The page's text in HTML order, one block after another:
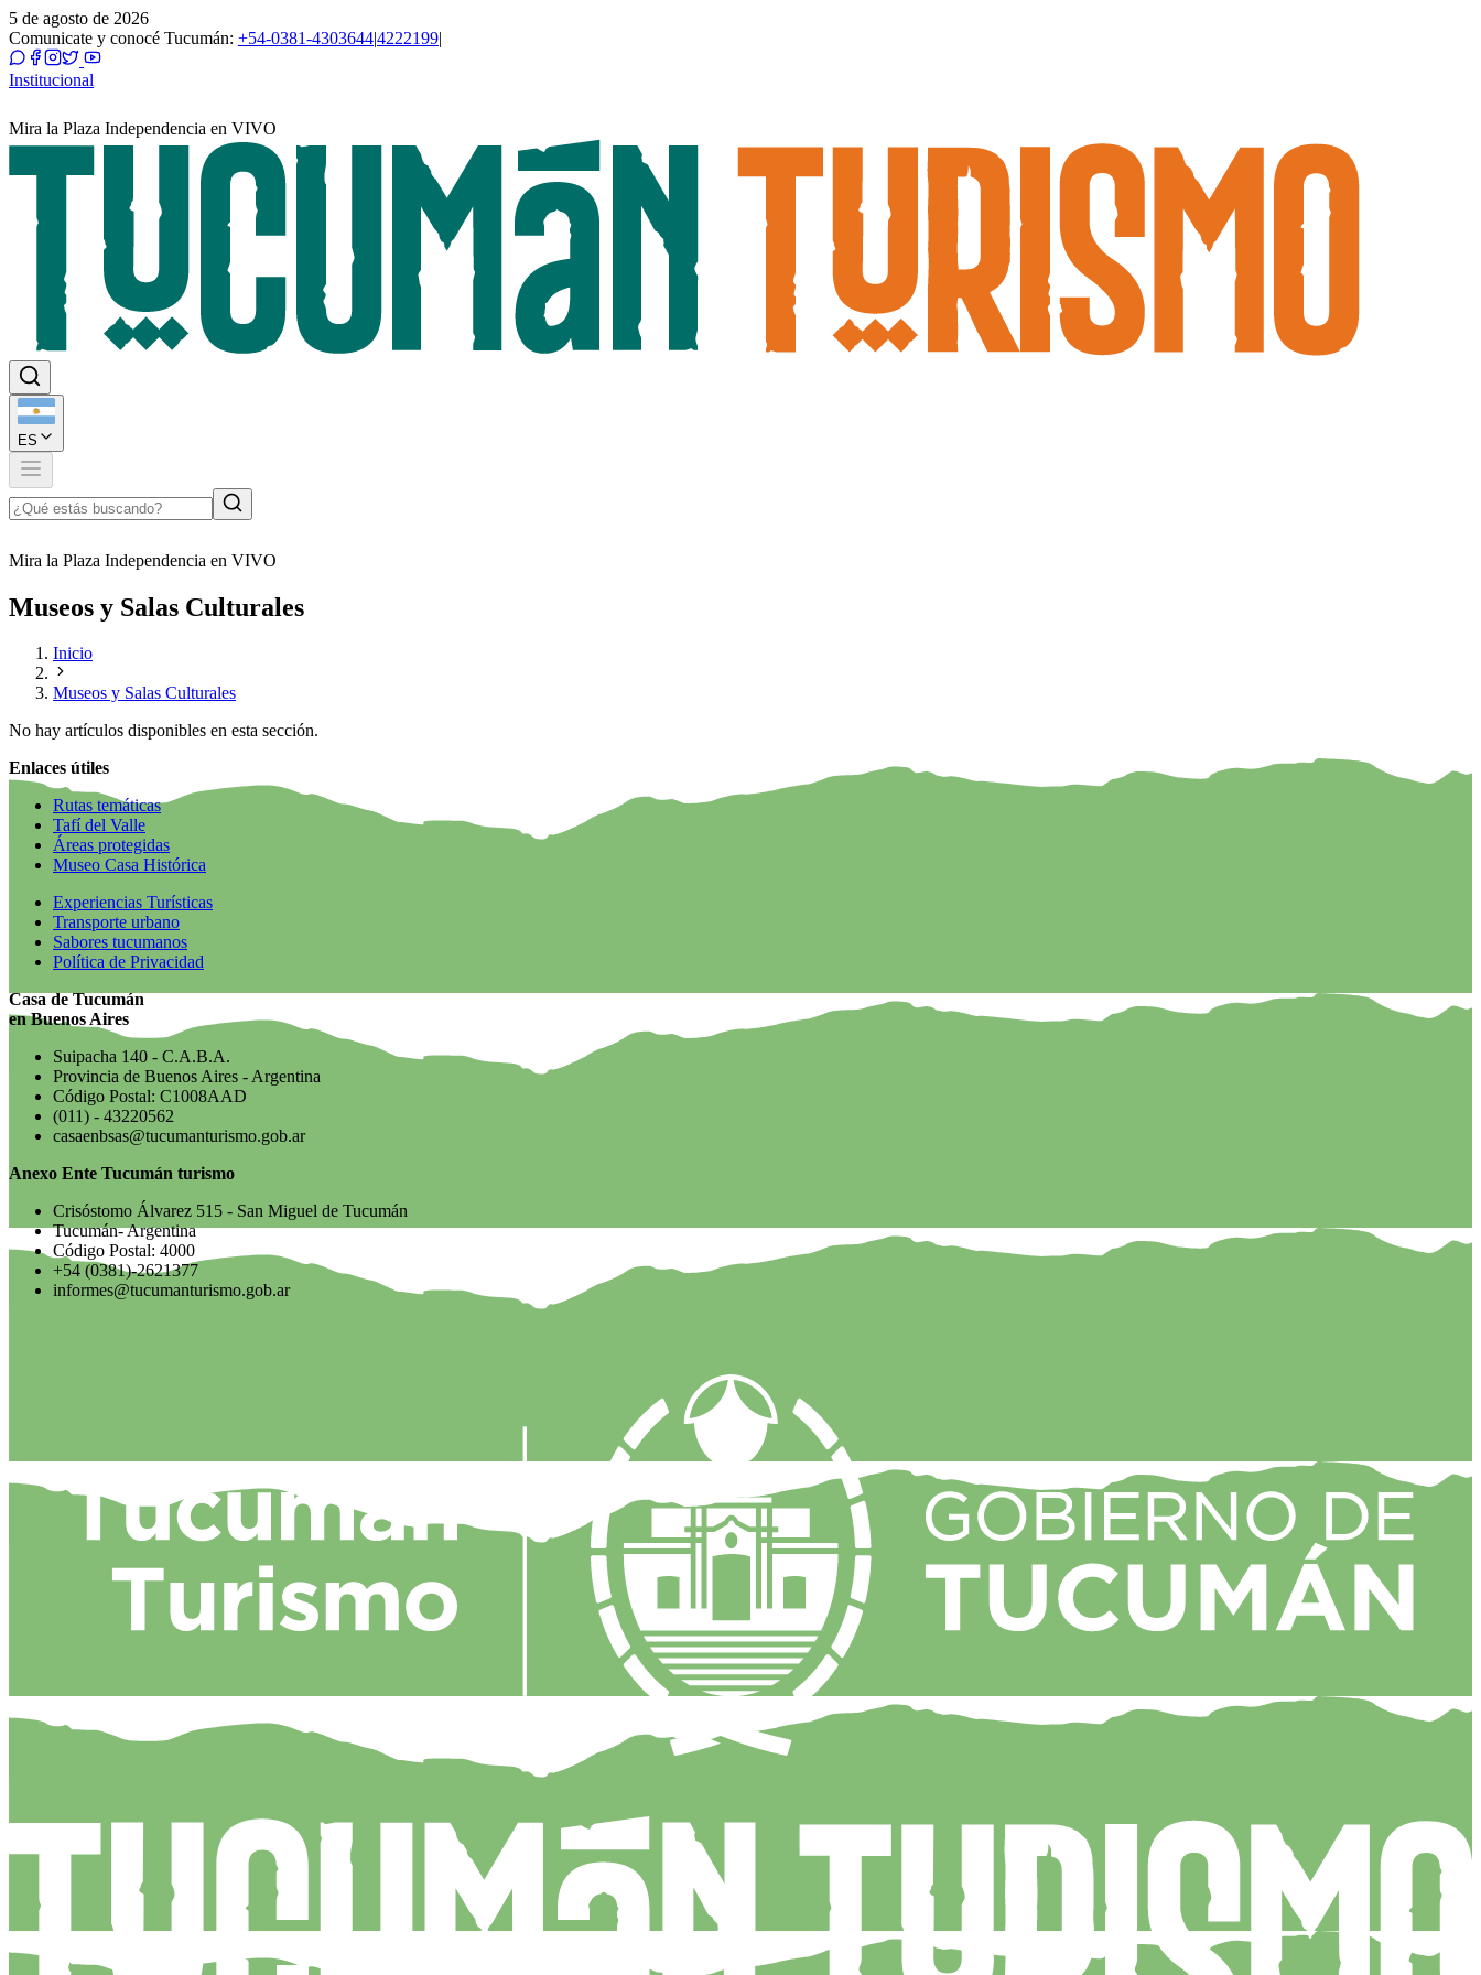
5 de agosto de 2026
Comunicate y conocé Tucumán: +54-0381-4303644|4222199|
Institucional
Mira la Plaza Independencia en VIVO
ES
Mira la Plaza Independencia en VIVO
Museos y Salas Culturales
Inicio
Museos y Salas Culturales
No hay artículos disponibles en esta sección.
Enlaces útiles
Rutas temáticas
Tafí del Valle
Áreas protegidas
Museo Casa Histórica
Experiencias Turísticas
Transporte urbano
Sabores tucumanos
Política de Privacidad
Casa de Tucumán
en Buenos Aires
Suipacha 140 - C.A.B.A.
Provincia de Buenos Aires - Argentina
Código Postal: C1008AAD
(011) - 43220562
casaenbsas@tucumanturismo.gob.ar
Anexo Ente Tucumán turismo
Crisóstomo Álvarez 515 - San Miguel de Tucumán
Tucumán- Argentina
Código Postal: 4000
+54 (0381)-2621377
informes@tucumanturismo.gob.ar